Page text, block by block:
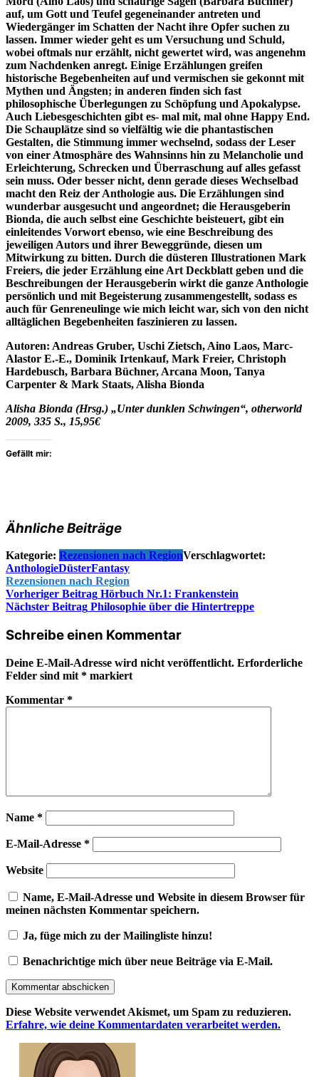
auf, um Gott und Teufel gegeneinander antreten und
Wiedergänger im Schatten der Nacht ihre Opfer suchen zu
lassen. Immer wieder geht es um Versuchung und Schuld,
wobei oftmals nur erzählt, nicht gewertet wird, was angenehm
zum Nachdenken anregt. Einige Erzählungen greifen
historische Begebenheiten auf und vermischen sie gekonnt mit
Mythen und Ängsten; in anderen finden sich fast
philosophische Überlegungen zu Schöpfung und Apokalypse.
Auch Liebesgeschichten gibt es- mal mit, mal ohne Happy End.
Die Schauplätze sind so vielfältig wie die phantastischen
Gestalten, die Stimmung immer wechselnd, sodass der Leser
von einer Atmosphäre des Wahnsinns hin zu Melancholie und
Erleichterung, Schrecken und Überraschung auf alles gefasst
sein muss. Oder besser nicht, denn gerade dieses Wechselbad
macht den Reiz der Anthologie aus. Die Erzählungen sind
wunderbar ausgesucht und angeordnet; die Herausgeberin
Bionda, die auch selbst eine Geschichte beisteuert, gibt ein
einleitendes Vorwort ebenso, wie eine Beschreibung des
jeweiligen Autors und ihrer Beweggründe, diesen um
Mitwirkung zu bitten. Durch die düsteren Illustrationen Mark
Freiers, die jeder Erzählung eine Art Deckblatt geben und die
Beschreibungen der Herausgeberin wirkt die ganze Anthologie
persönlich und mit Begeisterung zusammengestellt, sodass es
auch für Genreneulinge wie mich leicht war, sich von den nicht
alltäglichen Begebenheiten faszinieren zu lassen.
Autoren: Andreas Gruber, Uschi Zietsch, Aino Laos, Marc-
Alastor E.-E., Dominik Irtenkauf, Mark Freier, Christoph
Hardebusch, Barbara Büchner, Arcana Moon, Tanya
Carpenter & Mark Staats, Alisha Bionda
Alisha Bionda (Hrsg.) „Unter dunklen Schwingen“, otherworld
2009, 335 S., 15,95€
Gefällt mir:
Ähnliche Beiträge
Kategorie: Rezensionen nach RegionVerschlagwortet:
AnthologieDüsterFantasy
Rezensionen nach Region
Beitragsnavigation
Vorheriger Beitrag Hörbuch Nr.1: Frankenstein
Nächster Beitrag Philosophie über die Hintertreppe
Schreibe einen Kommentar
Deine E-Mail-Adresse wird nicht veröffentlicht. Erforderliche
Felder sind mit * markiert
Kommentar *
Name *
E-Mail-Adresse *
Website
Name, E-Mail-Adresse und Website in diesem Browser für
meinen nächsten Kommentar speichern.
Ja, füge mich zu der Mailingliste hinzu!
Benachrichtige mich über neue Beiträge via E-Mail.
Kommentar abschicken
Diese Website verwendet Akismet, um Spam zu reduzieren.
Erfahre, wie deine Kommentardaten verarbeitet werden.